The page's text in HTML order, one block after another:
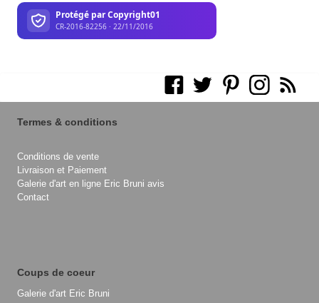
Termes & conditions
Conditions de vente
Livraison et Paiement
Galerie d'art en ligne Eric Bruni avis
Contact
Coups de coeur
Galerie d'art Eric Bruni